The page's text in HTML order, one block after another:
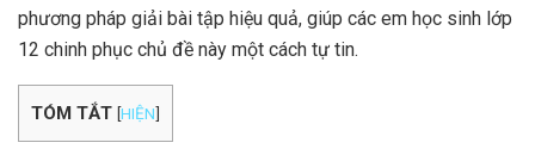
phương pháp giải bài tập hiệu quả, giúp các em học sinh lớp
12 chinh phục chủ đề này một cách tự tin.
TÓM TẮT [HIỆN]